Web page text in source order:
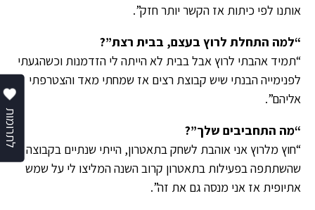
אותנו לפי כיתות אז הקשר יותר חזק”.
“למה התחלת לרוץ בעצם, בבית רצת”?
“תמיד אהבתי לרוץ אבל בבית לא הייתה לי הזדמנות וכשהגעתי
לפנימייה הבנתי שיש קבוצת רצים אז שמחתי מאד והצטרפתי
אליהם”.
“מה התחביבים שלך”?
“חוץ מלרוץ אני אוהבת לשחק בתאטרון, הייתי שנתיים בקבוצה
שהשתתפה בפעילות בתאטרון קרוב השנה המליצו לי על שמש
אתיופית אז אני מנסה גם את זה”.
לתרומות